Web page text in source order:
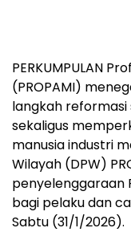
PERKUMPULAN
(PROPAMI)
langkah
sekaligus
manusia industri
Wilayah (DPW)
penyelenggaraan
bagi pelaku dan
Sabtu (31/1/2026).